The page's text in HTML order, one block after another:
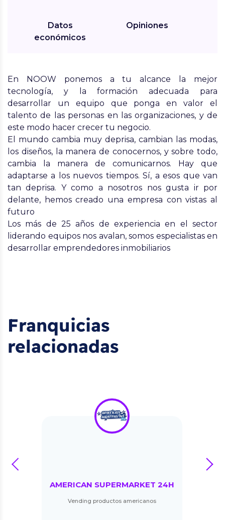
Datos
económicos
Opiniones
En NOOW ponemos a tu alcance la mejor
tecnología, y la formación adecuada para
desarrollar un equipo que ponga en valor el
talento de las personas en las organizaciones, y de
este modo hacer crecer tu negocio.
El mundo cambia muy deprisa, cambian las modas,
los diseños, la manera de conocernos, y sobre todo,
cambia la manera de comunicarnos. Hay que
adaptarse a los nuevos tiempos. Sí, a esos que van
tan deprisa. Y como a nosotros nos gusta ir por
delante, hemos creado una empresa con vistas al
futuro
Los más de 25 años de experiencia en el sector
liderando equipos nos avalan, somos especialistas en
desarrollar emprendedores inmobiliarios
Franquicias
relacionadas
AMERICAN SUPERMARKET 24H
Vending productos americanos
prev next